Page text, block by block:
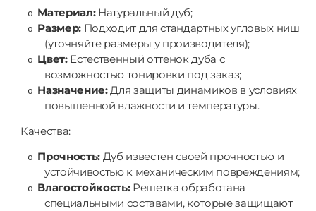
o Материал:Натуральный дуб;
o Размер: Подходит для стандартных угловых ниш
(уточняйте размеры у производителя);
o Цвет:Естественный оттенок дуба с
возможностью тонировки под заказ;
o Назначение:Для защиты динамиков в условиях
повышенной влажности и температуры.
Качества:
o Прочность: Дуб известен своей прочностью и
устойчивостью к механическим повреждениям;
o Влагостойкость:Решетка обработана
специальными составами, которые защищают